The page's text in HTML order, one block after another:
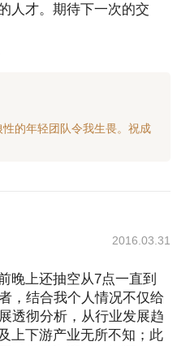
人才。期待下一次的交
的年轻团队令我生畏。祝成
2016.03.31
晚上还抽空从7点一直到
，结合我个人情况不仅给
透彻分析，从行业发展趋
上下游产业无所不知；此